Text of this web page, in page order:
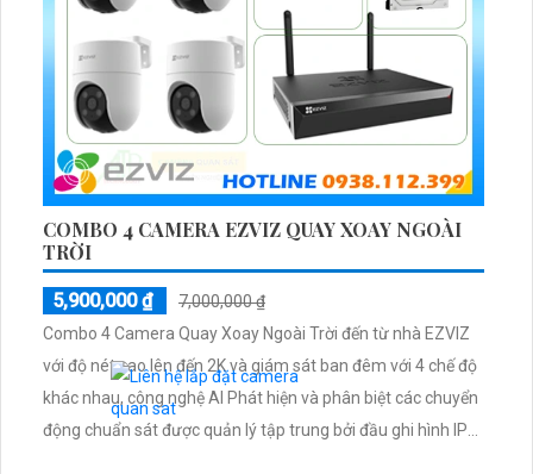
COMBO 4 CAMERA EZVIZ QUAY XOAY NGOÀI
TRỜI
5,900,000 ₫
7,000,000 ₫
Combo 4 Camera Quay Xoay Ngoài Trời đến từ nhà EZVIZ
với độ nét cao lên đến 2K và giám sát ban đêm với 4 chế độ
khác nhau, công nghệ AI Phát hiện và phân biệt các chuyển
động chuẩn sát được quản lý tập trung bởi đầu ghi hình IP